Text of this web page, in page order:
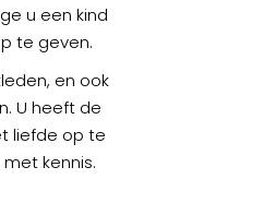
u een kind
te geven.
en ook
U heeft de
liefde op te
kennis.